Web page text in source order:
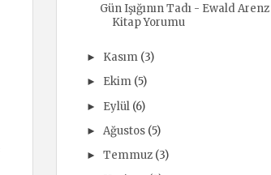
Gün Işığının Tadı - Ewald Arenz |
Kitap Yorumu
► Kasım (3)
► Ekim (5)
► Eylül (6)
► Ağustos (5)
► Temmuz (3)